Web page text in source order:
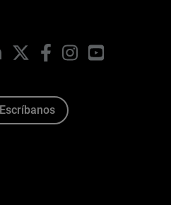
LinkedIn FacebookInstagramYouTube
Escríbanos